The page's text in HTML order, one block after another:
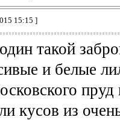
15:15 ]
такой
и белые
пруд
кусов из